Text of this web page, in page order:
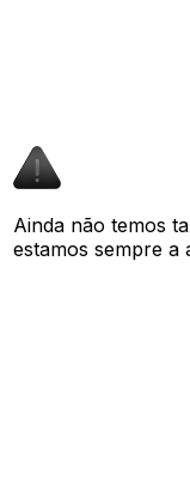
Ainda não temos
estamos sempre a